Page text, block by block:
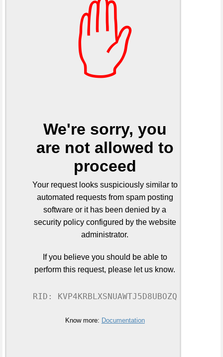
✋
We're sorry, you
are not allowed to
proceed
Your request looks suspiciously similar to
automated requests from spam posting
software or it has been denied by a
security policy configured by the website
administrator.
If you believe you should be able to
perform this request, please let us know.
RID: KVP4KRBLXSNUAWTJ5D8UBOZQ
Know more: Documentation